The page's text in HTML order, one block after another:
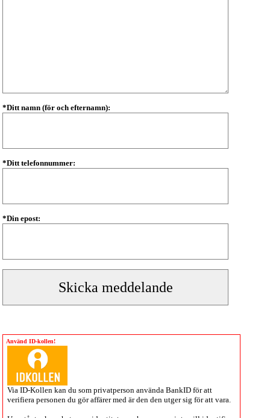
*Ditt namn (för och efternamn):
*Ditt telefonnummer:
*Din epost:
Använd ID-kollen!
Via ID-Kollen kan du som privatperson använda BankID för att
verifiera personen du gör affärer med är den den utger sig för att vara.